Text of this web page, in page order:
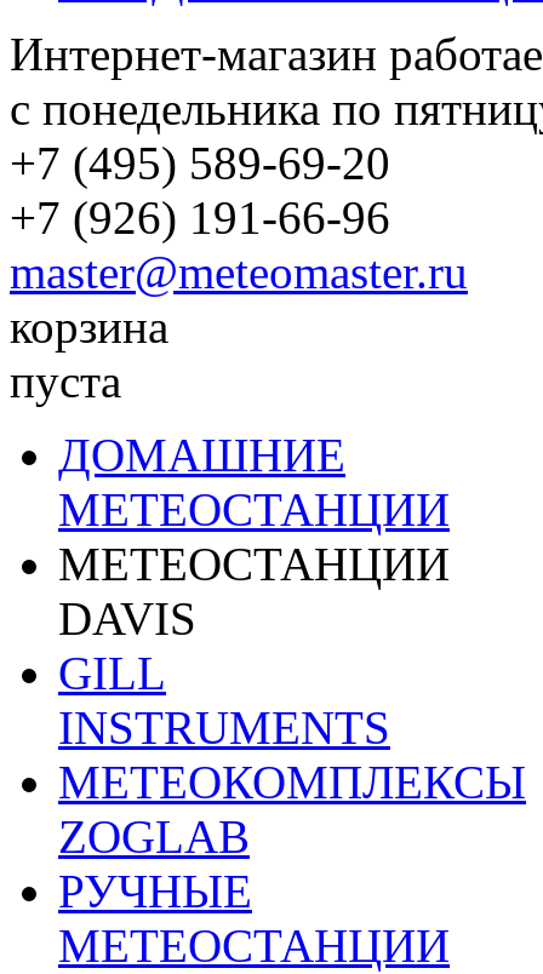
Интернет-магазин
с понедельника по
+7 (495) 589-69-20
+7 (926) 191-66-96
master@meteomaster.ru
корзина
пуста
ДОМАШНИЕ
МЕТЕОСТАНЦИИ
МЕТЕОСТАНЦИИ
DAVIS
GILL
INSTRUMENTS
МЕТЕОКОМПЛЕКСЫ
ZOGLAB
РУЧНЫЕ
МЕТЕОСТАНЦИИ